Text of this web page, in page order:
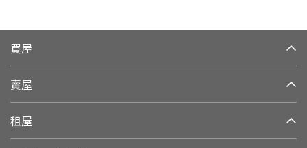
買屋
賣屋
租屋